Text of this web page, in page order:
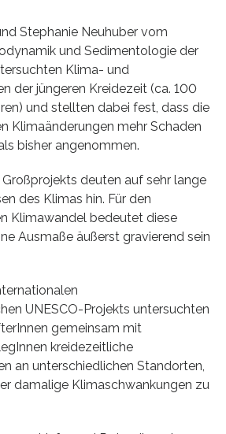
Stephanie Neuhuber vom
und Sedimentologie der
Klima- und
der jüngeren Kreidezeit (ca. 100
und stellten dabei fest, dass die
Klimaänderungen mehr Schaden
bisher angenommen.
deuten auf sehr lange
des Klimas hin. Für den
Klimawandel bedeutet diese
Ausmaße äußerst gravierend sein
UNESCO-Projekts untersuchten
gemeinsam mit
kreidezeitliche
an unterschiedlichen Standorten,
damalige Klimaschwankungen zu